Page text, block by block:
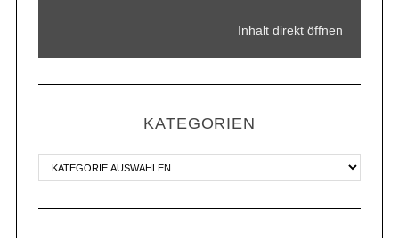
Inhalt direkt öffnen
KATEGORIEN